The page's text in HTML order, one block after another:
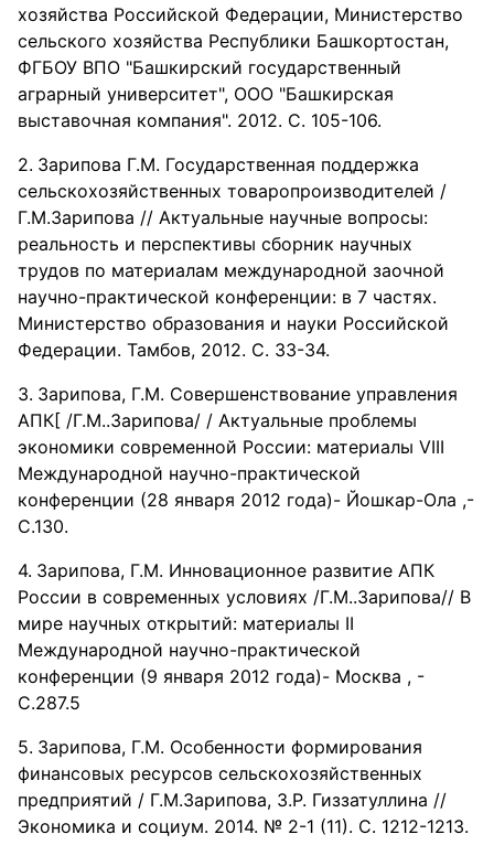
хозяйства Российской Федерации, Министерство
сельского хозяйства Республики Башкортостан,
ФГБОУ ВПО "Башкирский государственный
аграрный университет", ООО "Башкирская
выставочная компания". 2012. С. 105-106.
Зарипова Г.М. Государственная поддержка
сельскохозяйственных товаропроизводителей /
Г.М.Зарипова // Актуальные научные вопросы:
реальность и перспективы сборник научных
трудов по материалам международной заочной
научно-практической конференции: в 7 частях.
Министерство образования и науки Российской
Федерации. Тамбов, 2012. С. 33-34.
Зарипова, Г.М. Совершенствование управления
АПК[ /Г.М..Зарипова/ / Актуальные проблемы
экономики современной России: материалы VIII
Международной научно-практической
конференции (28 января 2012 года)- Йошкар-Ола ,-
С.130.
Зарипова, Г.М. Инновационное развитие АПК
России в современных условиях /Г.М..Зарипова// В
мире научных открытий: материалы II
Международной научно-практической
конференции (9 января 2012 года)- Москва , -
С.287.5
Зарипова, Г.М. Особенности формирования
финансовых ресурсов сельскохозяйственных
предприятий / Г.М.Зарипова, З.Р. Гиззатуллина //
Экономика и социум. 2014. № 2-1 (11). С. 1212-1213.